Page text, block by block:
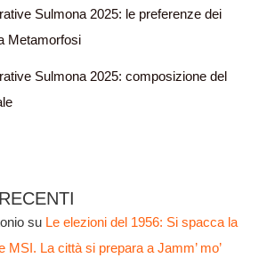
Sulmona 2025: le preferenze dei
Metamorfosi
Sulmona 2025: composizione del
su Le elezioni del 1956: Si spacca la
MSI. La città si prepara a Jamm’ mo’